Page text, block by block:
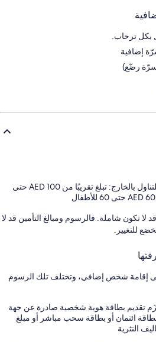
بكل ترحاب.
إضافية
رضّع)
رسوم فطور مُعَد للتناول بالخارج: تبلغ تقريبًا من AED 100 حتى
لا تكون شاملة. فالرسوم ومبالغ التأمين قد لا
للتغيير.
إقامة شخص إضافي، وتختلف تلك الرسوم
تقديم بطاقة هوية شخصية صادرة عن جهة
ائتمان أو بطاقة سحب مباشر أو مبلغ
النثرية